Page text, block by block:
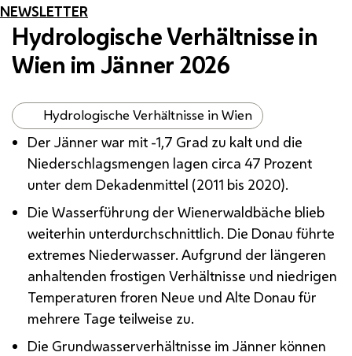
NEWSLETTER
Hydrologische Verhältnisse in
Wien im Jänner 2026
Hydrologische Verhältnisse in Wien
Der Jänner war mit -1,7 Grad zu kalt und die
Niederschlagsmengen lagen circa 47 Prozent
unter dem Dekadenmittel (2011 bis 2020).
Die Wasserführung der Wienerwaldbäche blieb
weiterhin unterdurchschnittlich. Die Donau führte
extremes Niederwasser. Aufgrund der längeren
anhaltenden frostigen Verhältnisse und niedrigen
Temperaturen froren Neue und Alte Donau für
mehrere Tage teilweise zu.
Die Grundwasserverhältnisse im Jänner können